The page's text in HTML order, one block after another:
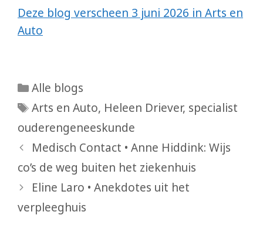
Deze blog verscheen 3 juni 2026 in Arts en
Auto
Categorieën
Alle blogs
Tags
Arts en Auto, Heleen Driever, specialist
ouderengeneeskunde
Medisch Contact • Anne Hiddink: Wijs
co’s de weg buiten het ziekenhuis
Eline Laro • Anekdotes uit het
verpleeghuis